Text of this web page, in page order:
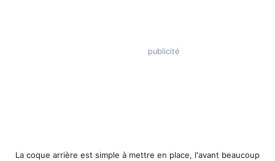
La coque arrière est simple à mettre en place, l'avant beaucoup